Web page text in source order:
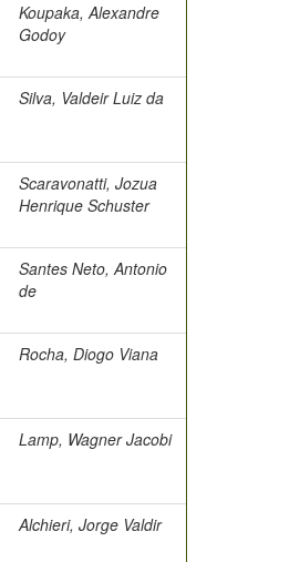
Koupaka, Alexandre
Godoy
Silva, Valdeir Luiz da
Scaravonatti, Jozua
Henrique Schuster
Santes Neto, Antonio
de
Rocha, Diogo Viana
Lamp, Wagner Jacobi
Alchieri, Jorge Valdir